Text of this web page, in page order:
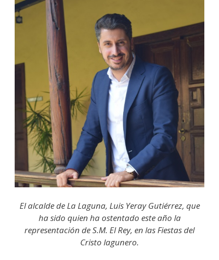
El alcalde de La Laguna, Luis Yeray Gutiérrez, que
ha sido quien ha ostentado este año la
representación de S.M. El Rey, en las Fiestas del
Cristo lagunero.